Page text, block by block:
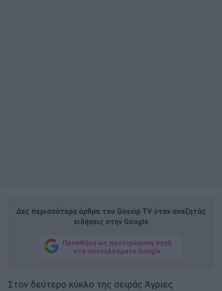
Δες περισσότερα άρθρα του Gossip TV όταν αναζητάς
ειδήσεις στην Google
Προσθήκη ως προτιμώμενη πηγή
στα αποτελέσματα Google
Στον δεύτερο κύκλο της σειράς Άγριες